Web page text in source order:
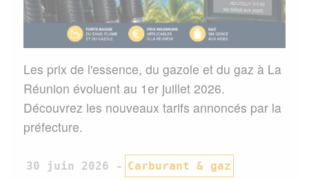
Les prix de l'essence, du gazole et du gaz à La
Réunion évoluent au 1er juillet 2026.
Découvrez les nouveaux tarifs annoncés par la
préfecture.
30 juin 2026 Carburant & gaz